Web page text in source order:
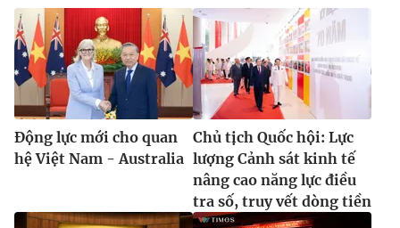
Động lực mới cho quan
hệ Việt Nam - Australia
Chủ tịch Quốc hội: Lực
lượng Cảnh sát kinh tế
nâng cao năng lực điều
tra số, truy vết dòng tiền